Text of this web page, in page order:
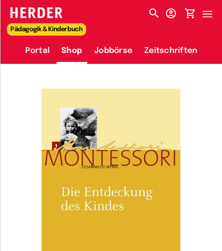
HERDER-MENÜ
Pädagogik & Kinderbuch
Portal Shop Jobbörse Zeitschriften